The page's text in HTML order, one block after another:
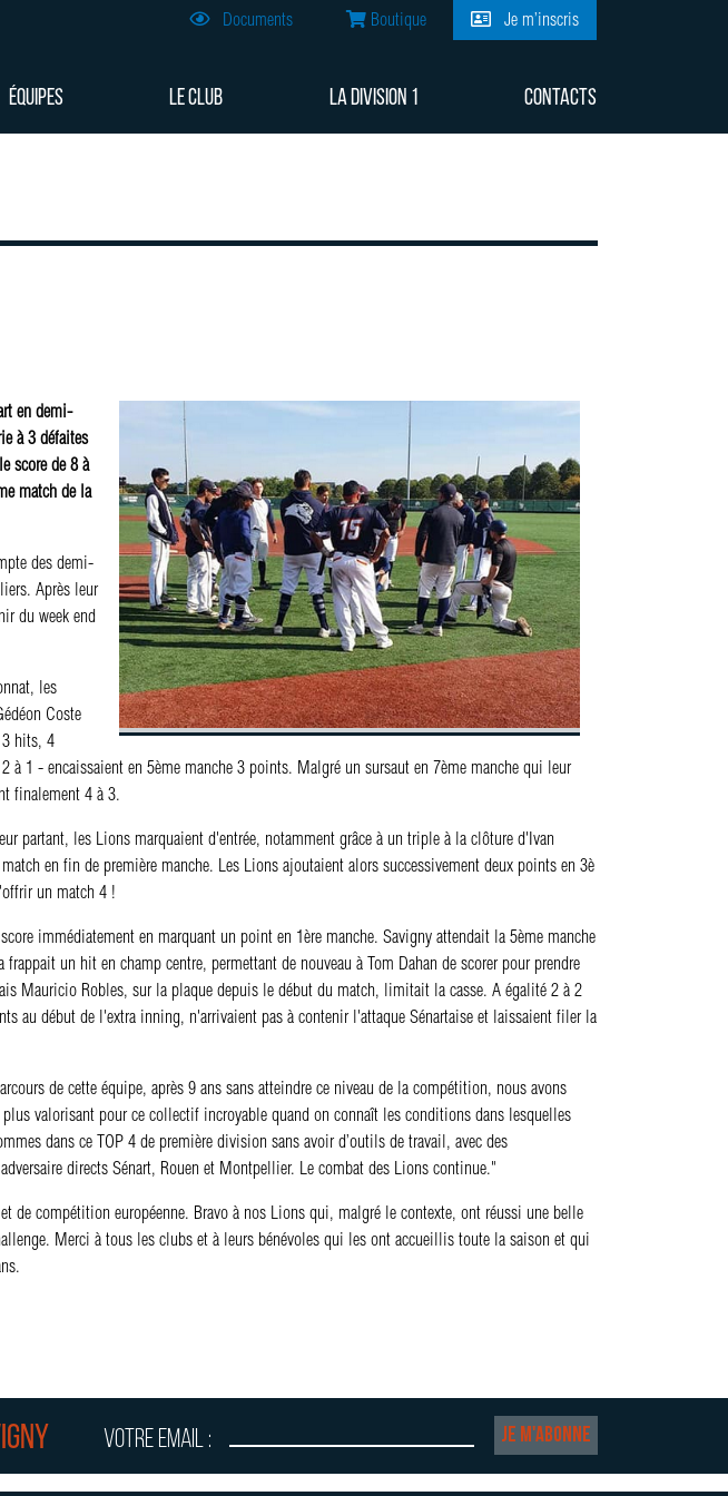
Documents Boutique Je m’inscris
ÉQUIPES LE CLUB LA DIVISION 1 CONTACTS
en demi-
à 3 défaites
score de 8 à
match de la
des demi-
Après leur
du week end
les
Coste
3 hits, 4
1 - encaissaient en 5ème manche 3 points. Malgré un sursaut en 7ème manche qui leur
finalement 4 à 3.
partant, les Lions marquaient d'entrée, notamment grâce à un triple à la clôture d'Ivan
en fin de première manche. Les Lions ajoutaient alors successivement deux points en 3è
un match 4 !
immédiatement en marquant un point en 1ère manche. Savigny attendait la 5ème manche
un hit en champ centre, permettant de nouveau à Tom Dahan de scorer pour prendre
Mauricio Robles, sur la plaque depuis le début du match, limitait la casse. A égalité 2 à 2
au début de l'extra inning, n'arrivaient pas à contenir l'attaque Sénartaise et laissaient filer la
de cette équipe, après 9 ans sans atteindre ce niveau de la compétition, nous avons
plus valorisant pour ce collectif incroyable quand on connaît les conditions dans lesquelles
dans ce TOP 4 de première division sans avoir d’outils de travail, avec des
directs Sénart, Rouen et Montpellier. Le combat des Lions continue."
de compétition européenne. Bravo à nos Lions qui, malgré le contexte, ont réussi une belle
Merci à tous les clubs et à leurs bénévoles qui les ont accueillis toute la saison et qui
Votre email : Je m'abonne